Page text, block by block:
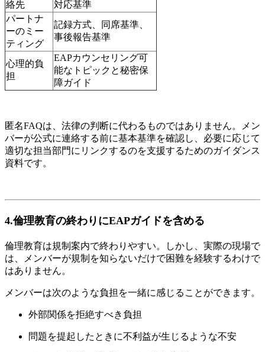
絡先
対応基準
パートナ
ーのミー
ティング
記録方式、同席基準、
事後報告基準
心理的負
担
EAPカウンセリング可
能なトピックと秘密保
障ガイド
匿名FAQは、法律の判断に代わるものではありません。メン
バーが公式に連絡する前に基本基準を確認し、必要に応じて
適切な担当部門にリンクするのを支援するためのガイダンス
資料です。
4.倫理教育の終わりにEAPガイドを含める
倫理教育は規制案内で終わりやすい。しかし、実際の現場で
は、メンバーが規制を知らないだけで困難を経験するわけで
はありません。
メンバーは次のような負担を一緒に感じることができます。
外部関係を拒絶すべき負担
問題を提起したときに不利益が生じるような不安